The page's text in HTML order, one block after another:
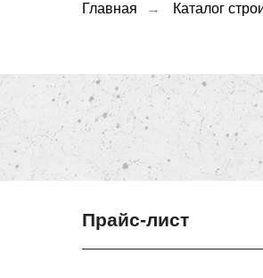
Главная → Каталог
Прайс-лист